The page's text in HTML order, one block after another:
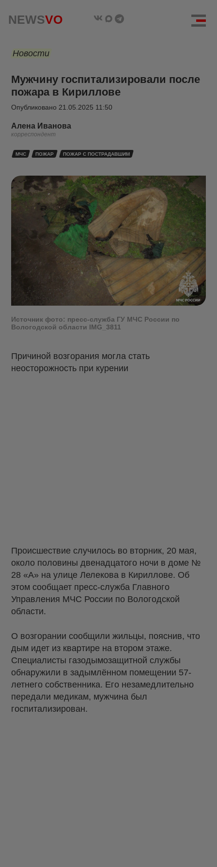
NEWSVO
Новости
Мужчину госпитализировали после
пожара в Кириллове
Опубликовано 21.05.2025 11:50
Алена Иванова
корреспондент
МЧС ПОЖАР ПОЖАР С ПОСТРАДАВШИМ
Источник фото: пресс-служба ГУ МЧС России по
Вологодской области IMG_3811
Причиной возгорания могла стать
неосторожность при курении
Происшествие случилось во вторник, 20 мая,
около половины двенадцатого ночи в доме №
28 «А» на улице Лелекова в Кириллове. Об
этом сообщает пресс-служба Главного
Управления МЧС России по Вологодской
области.
О возгорании сообщили жильцы, пояснив, что
дым идет из квартире на втором этаже.
Специалисты газодымозащитной службы
обнаружили в задымлённом помещении 57-
летнего собственника. Его незамедлительно
передали медикам, мужчина был
госпитализирован.